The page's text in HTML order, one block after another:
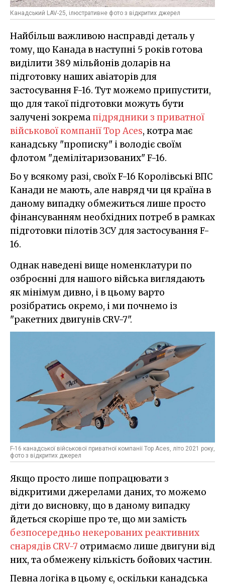
Канадський LAV-25, ілюстративне фото з відкритих джерел
Найбільш важливою насправді деталь у
тому, що Канада в наступні 5 років готова
виділити 389 мільйонів доларів на
підготовку наших авіаторів для
застосування F-16. Тут можемо припустити,
що для такої підготовки можуть бути
залучені зокремапідрядники з приватної
військової компанії Top Aces, котра має
канадську "прописку" і володіє своїм
флотом "демілітаризованих" F-16.
Бо у всякому разі, своїх F-16 Королівські ВПС
Канади не мають, але навряд чи ця країна в
даному випадку обмежиться лише просто
фінансуванням необхідних потреб в рамках
підготовки пілотів ЗСУ для застосування F-
16.
Однак наведені вище номенклатури по
озброєнні для нашого війська виглядають
як мінімум дивно, і в цьому варто
розібратись окремо, і ми почнемо із
"ракетних двигунів CRV-7".
F-16 канадської військової приватної компанії Top Aces, літо 2021 року,
фото з відкритих джерел
Якщо просто лише попрацювати з
відкритими джерелами даних, то можемо
діти до висновку, що в даному випадку
йдеться скоріше про те, що ми замість
безпосередньо некерованих реактивних
снарядів CRV-7 отримаємо лише двигуни від
них, та обмежену кількість бойових частин.
Певна логіка в цьому є, оскільки канадська